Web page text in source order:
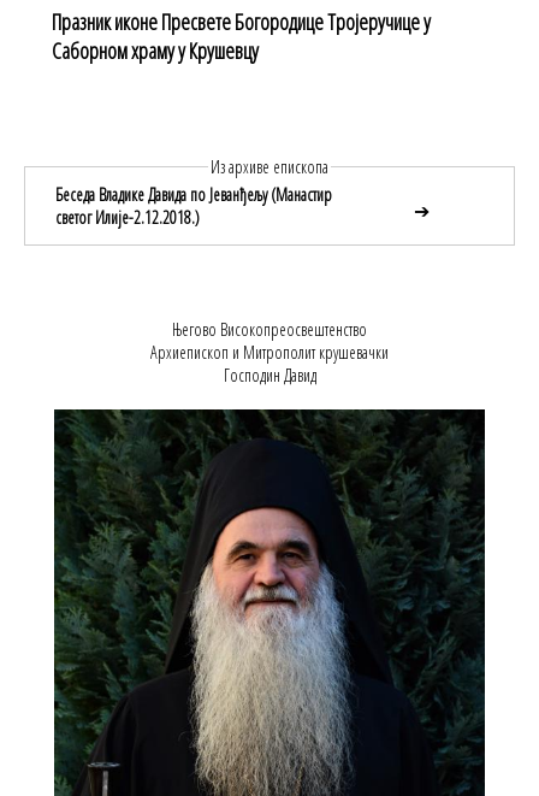
Празник иконе Пресвете Богородице Тројеручице у
Саборном храму у Крушевцу
Из архиве епископа
Беседа Владике Давида по Јеванђељу (Манастир
светог Илије-2.12.2018.)
➔
Његово Високопреосвештенство
Архиепископ и Митрополит крушевачки
Господин Давид